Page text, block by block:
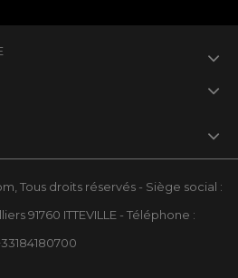
Tous droits réservés - Siège social :
91760 ITTEVILLE - Téléphone :